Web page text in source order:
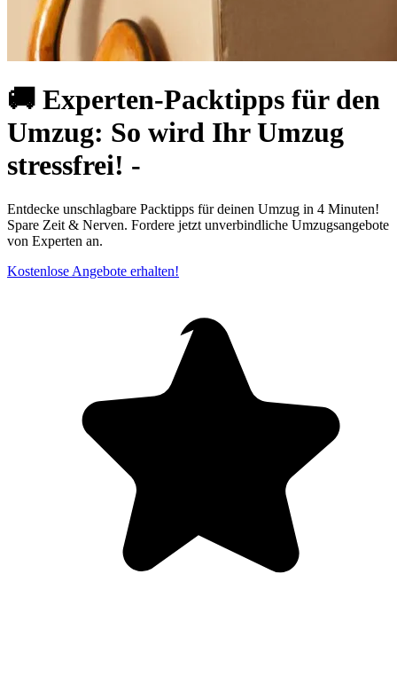
🚚 Experten-Packtipps für den
Umzug: So wird Ihr Umzug
stressfrei! -
Entdecke unschlagbare Packtipps für deinen Umzug in 4 Minuten!
Spare Zeit & Nerven. Fordere jetzt unverbindliche Umzugsangebote
von Experten an.
Kostenlose Angebote erhalten!